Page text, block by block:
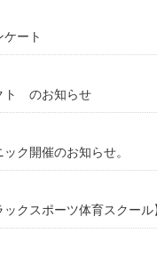
ート
ト のお知らせ
ク開催のお知らせ。
ックスポーツ体育スクー